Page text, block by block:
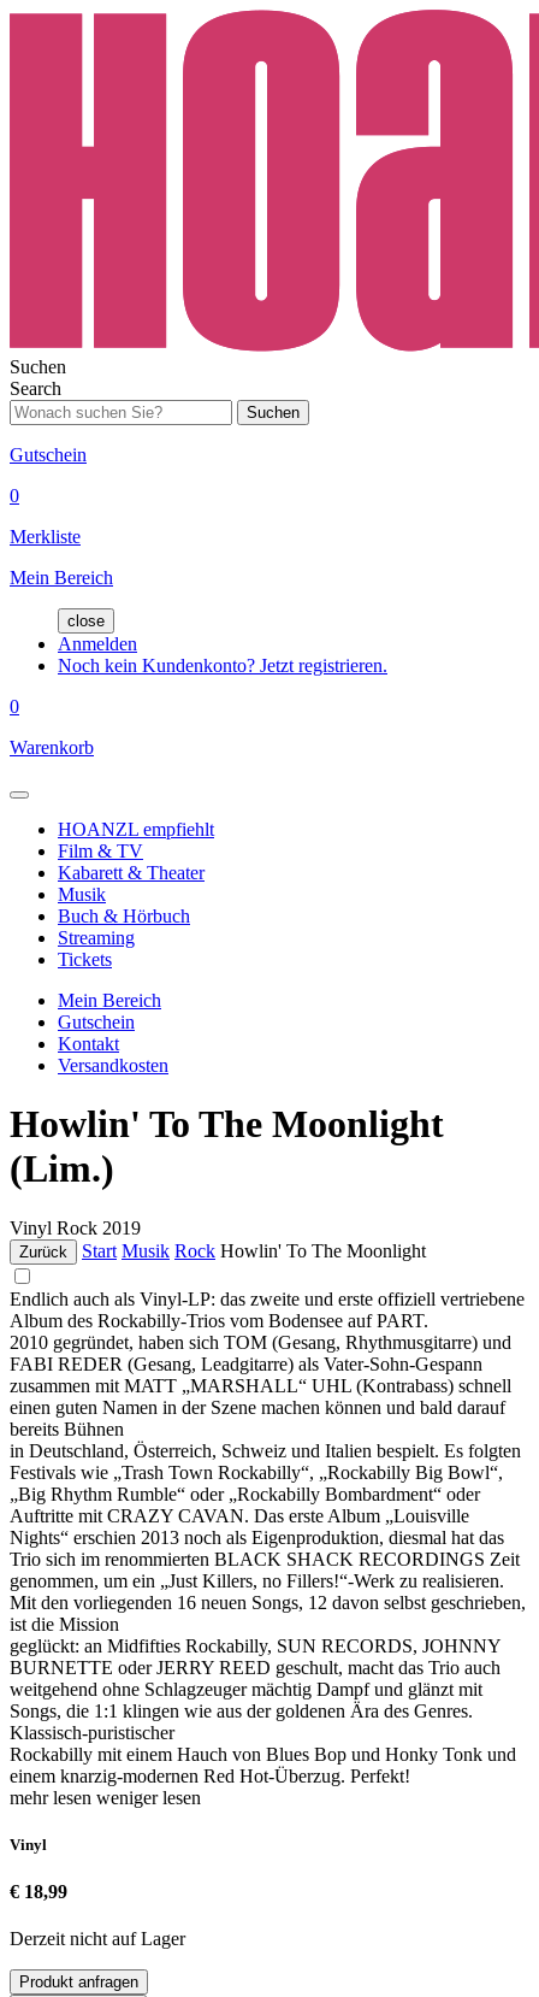
Suchen
Search
Suchen
Gutschein
0
Merkliste
Mein Bereich
close
Anmelden
Noch kein Kundenkonto? Jetzt registrieren.
0
Warenkorb
HOANZL empfiehlt
Film & TV
Kabarett & Theater
Musik
Buch & Hörbuch
Streaming
Tickets
Mein Bereich
Gutschein
Kontakt
Versandkosten
Howlin' To The Moonlight
(Lim.)
Vinyl Rock 2019
Zurück Start Musik Rock Howlin' To The Moonlight
Endlich auch als Vinyl-LP: das zweite und erste offiziell vertriebene
Album des Rockabilly-Trios vom Bodensee auf PART.
2010 gegründet, haben sich TOM (Gesang, Rhythmusgitarre) und
FABI REDER (Gesang, Leadgitarre) als Vater-Sohn-Gespann
zusammen mit MATT „MARSHALL“ UHL (Kontrabass) schnell
einen guten Namen in der Szene machen können und bald darauf
bereits Bühnen
in Deutschland, Österreich, Schweiz und Italien bespielt. Es folgten
Festivals wie „Trash Town Rockabilly“, „Rockabilly Big Bowl“,
„Big Rhythm Rumble“ oder „Rockabilly Bombardment“ oder
Auftritte mit CRAZY CAVAN. Das erste Album „Louisville
Nights“ erschien 2013 noch als Eigenproduktion, diesmal hat das
Trio sich im renommierten BLACK SHACK RECORDINGS Zeit
genommen, um ein „Just Killers, no Fillers!“-Werk zu realisieren.
Mit den vorliegenden 16 neuen Songs, 12 davon selbst geschrieben,
ist die Mission
geglückt: an Midfifties Rockabilly, SUN RECORDS, JOHNNY
BURNETTE oder JERRY REED geschult, macht das Trio auch
weitgehend ohne Schlagzeuger mächtig Dampf und glänzt mit
Songs, die 1:1 klingen wie aus der goldenen Ära des Genres.
Klassisch-puristischer
Rockabilly mit einem Hauch von Blues Bop und Honky Tonk und
einem knarzig-modernen Red Hot-Überzug. Perfekt!
mehr lesen weniger lesen
Vinyl
€ 18,99
Derzeit nicht auf Lager
Produkt anfragen